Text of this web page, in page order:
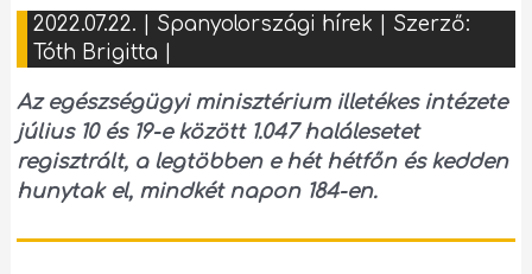
2022.07.22. Spanyolországi hírek | Szerző:
Tóth Brigitta
Az egészségügyi minisztérium illetékes intézete
július 10 és 19-e között 1.047 halálesetet
regisztrált, a legtöbben e hét hétfőn és kedden
hunytak el, mindkét napon 184-en.